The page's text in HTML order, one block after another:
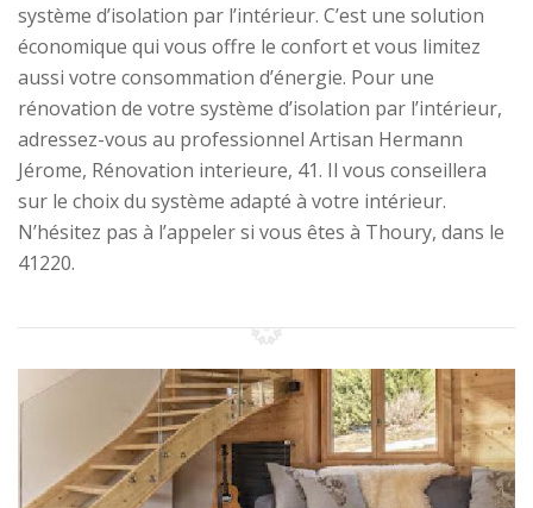
système d’isolation par l’intérieur. C’est une solution
économique qui vous offre le confort et vous limitez
aussi votre consommation d’énergie. Pour une
rénovation de votre système d’isolation par l’intérieur,
adressez-vous au professionnel Artisan Hermann
Jérome, Rénovation interieure, 41. Il vous conseillera
sur le choix du système adapté à votre intérieur.
N’hésitez pas à l’appeler si vous êtes à Thoury, dans le
41220.